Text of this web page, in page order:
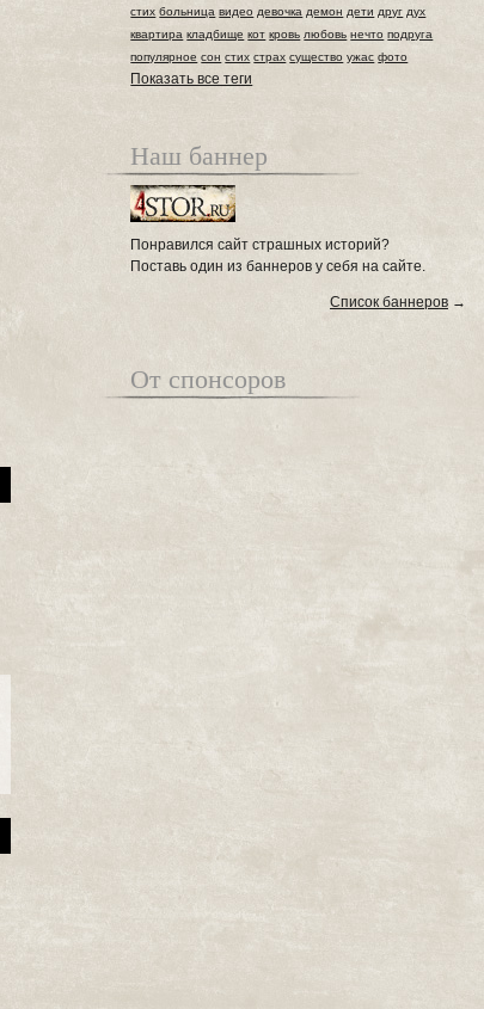
стих больница видео девочка демон дети друг дух
квартира кладбище кот кровь любовь нечто подруга
популярное сон стих страх существо ужас фото
Показать все теги
Наш баннер
Понравился сайт страшных историй?
Поставь один из баннеров у себя на сайте.
Список баннеров →
От спонсоров